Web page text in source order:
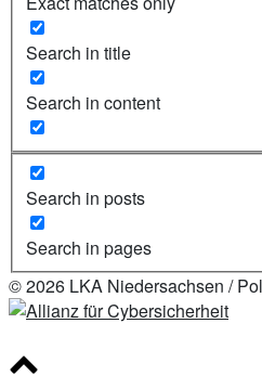
Search in title
Search in content
Search in posts
Search in pages
© 2026 LKA Niedersachsen /
Scroll